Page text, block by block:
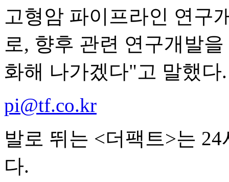
고형암 파이프라인 연구
로, 향후 관련 연구개발
화해 나가겠다"고 말했다.
pi@tf.co.kr
발로 뛰는 <더팩트>는
다.